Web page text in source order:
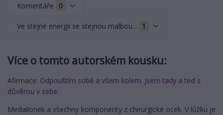
Komentáře 0
Ve stejné energii se stejnou malbou... 1
Více o tomto autorském kousku:
Afirmace: Odpouštím sobě a všem kolem. Jsem tady a teď s
důvěrou v sebe.
Medailonek a všechny komponenty z chirurgické oceli. V lůžku je